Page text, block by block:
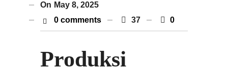
On May 8, 2025
0 comments
37 0
Produksi